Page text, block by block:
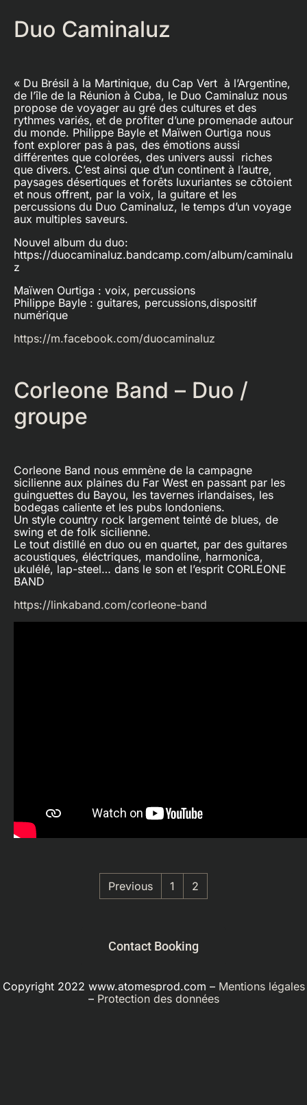
Duo Caminaluz
« Du Brésil à la Martinique, du Cap Vert à l’Argentine,
de l’île de la Réunion à Cuba, le Duo Caminaluz nous
propose de voyager au gré des cultures et des
rythmes variés, et de profiter d’une promenade autour
du monde. Philippe Bayle et Maïwen Ourtiga nous
font explorer pas à pas, des émotions aussi
différentes que colorées, des univers aussi riches
que divers. C’est ainsi que d’un continent à l’autre,
paysages désertiques et forêts luxuriantes se côtoient
et nous offrent, par la voix, la guitare et les
percussions du Duo Caminaluz, le temps d’un voyage
aux multiples saveurs.
Nouvel album du duo:
https://duocaminaluz.bandcamp.com/album/caminalu
z
Maïwen Ourtiga : voix, percussions
Philippe Bayle : guitares, percussions,dispositif
numérique
https://m.facebook.com/duocaminaluz
Corleone Band – Duo /
groupe
Corleone Band nous emmène de la campagne
sicilienne aux plaines du Far West en passant par les
guinguettes du Bayou, les tavernes irlandaises, les
bodegas caliente et les pubs londoniens.
Un style country rock largement teinté de blues, de
swing et de folk sicilienne.
Le tout distillé en duo ou en quartet, par des guitares
acoustiques, éléctriques, mandoline, harmonica,
ukulélé, lap-steel… dans le son et l’esprit CORLEONE
BAND
https://linkaband.com/corleone-band
Previous 1 2
Contact Booking
Copyright 2022 www.atomesprod.com – Mentions légales
– Protection des données